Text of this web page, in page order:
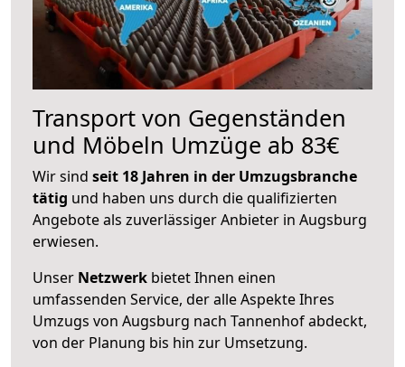
Transport von Gegenständen
und Möbeln Umzüge ab 83€
Wir sind seit 18 Jahren in der Umzugsbranche
tätig und haben uns durch die qualifizierten
Angebote als zuverlässiger Anbieter in Augsburg
erwiesen.
Unser Netzwerk bietet Ihnen einen
umfassenden Service, der alle Aspekte Ihres
Umzugs von Augsburg nach Tannenhof abdeckt,
von der Planung bis hin zur Umsetzung.